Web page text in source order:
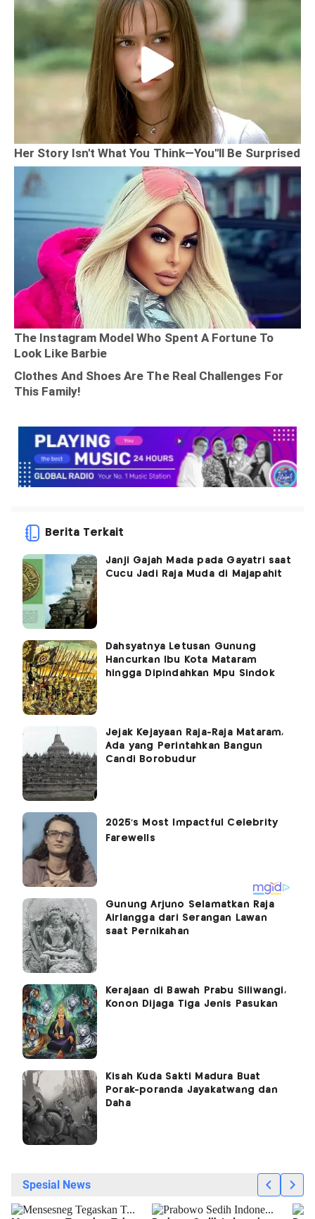
Berita Terkait
Janji Gajah Mada pada Gayatri saat
Cucu Jadi Raja Muda di Majapahit
Dahsyatnya Letusan Gunung
Hancurkan Ibu Kota Mataram
hingga Dipindahkan Mpu Sindok
Jejak Kejayaan Raja-Raja Mataram,
Ada yang Perintahkan Bangun
Candi Borobudur
Gunung Arjuno Selamatkan Raja
Airlangga dari Serangan Lawan
saat Pernikahan
Kerajaan di Bawah Prabu Siliwangi,
Konon Dijaga Tiga Jenis Pasukan
Kisah Kuda Sakti Madura Buat
Porak-poranda Jayakatwang dan
Daha